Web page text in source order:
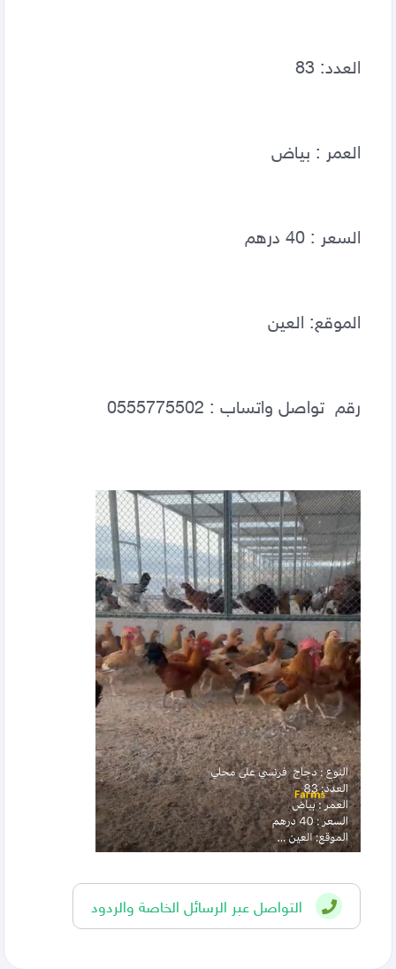
العدد: 83
العمر : بياض
السعر : 40 درهم
الموقع: العين
رقم  تواصل واتساب : 0555775502
التواصل عبر الرسائل الخاصة والردود